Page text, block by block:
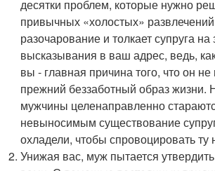
десятки проблем, которые нужно
привычных «холостых»
разочарование и толкает супруга
высказывания в ваш адрес, ведь,
вы - главная причина того, что он
прежний беззаботный образ жизни.
мужчины целенаправленно
невыносимым существование
охладели, чтобы спровоцировать ту
Унижая вас, муж пытается